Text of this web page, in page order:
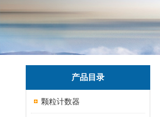
产品目录
颗粒计数器